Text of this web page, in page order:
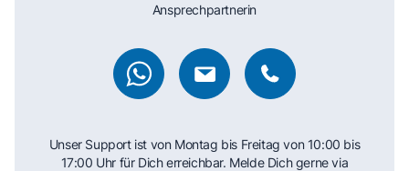
Ansprechpartnerin
Unser Support ist von Montag bis Freitag von 10:00 bis
17:00 Uhr für Dich erreichbar. Melde Dich gerne via